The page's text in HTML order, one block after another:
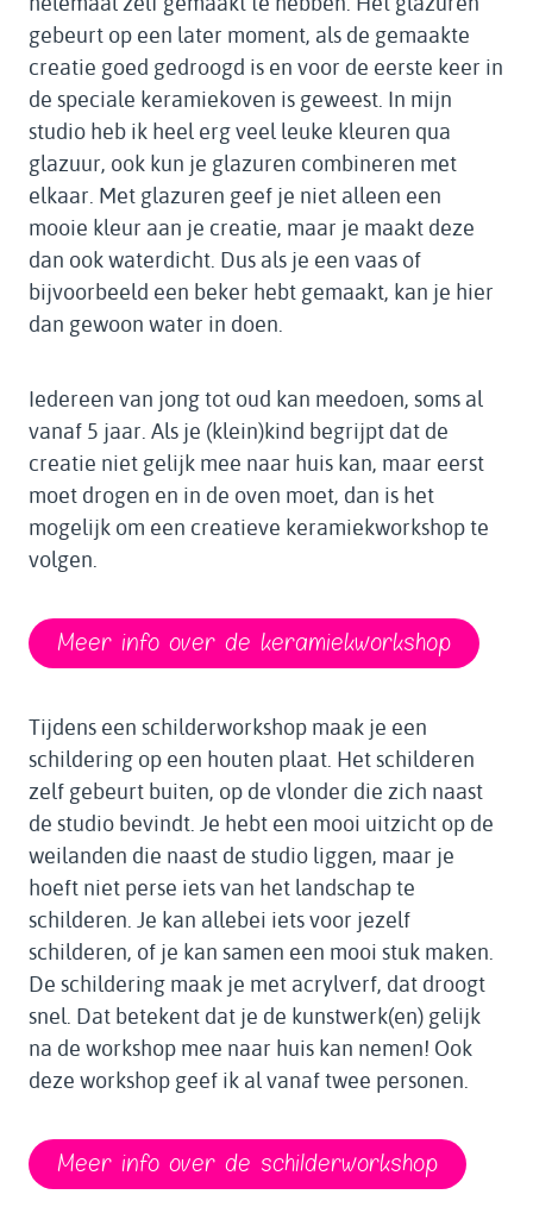
gebeurt op een later moment, als de gemaakte
creatie goed gedroogd is en voor de eerste keer in
de speciale keramiekoven is geweest. In mijn
studio heb ik heel erg veel leuke kleuren qua
glazuur, ook kun je glazuren combineren met
elkaar. Met glazuren geef je niet alleen een
mooie kleur aan je creatie, maar je maakt deze
dan ook waterdicht. Dus als je een vaas of
bijvoorbeeld een beker hebt gemaakt, kan je hier
dan gewoon water in doen.
Iedereen van jong tot oud kan meedoen, soms al
vanaf 5 jaar. Als je (klein)kind begrijpt dat de
creatie niet gelijk mee naar huis kan, maar eerst
moet drogen en in de oven moet, dan is het
mogelijk om een creatieve keramiekworkshop te
volgen.
Meer info over de keramiekworkshop
Tijdens een schilderworkshop maak je een
schildering op een houten plaat. Het schilderen
zelf gebeurt buiten, op de vlonder die zich naast
de studio bevindt. Je hebt een mooi uitzicht op de
weilanden die naast de studio liggen, maar je
hoeft niet perse iets van het landschap te
schilderen. Je kan allebei iets voor jezelf
schilderen, of je kan samen een mooi stuk maken.
De schildering maak je met acrylverf, dat droogt
snel. Dat betekent dat je de kunstwerk(en) gelijk
na de workshop mee naar huis kan nemen! Ook
deze workshop geef ik al vanaf twee personen.
Meer info over de schilderworkshop